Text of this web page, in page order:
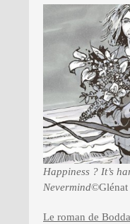
Happiness ? It’s
Nevermind©Glénat
Le roman de